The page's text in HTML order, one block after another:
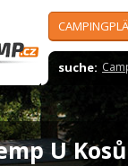
suche:
U Kosů